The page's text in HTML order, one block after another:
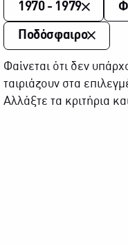
1970 - 1979
Ποδόσφαιρο
Φαίνεται ότι δεν
ταιριάζουν στα
Αλλάξτε τα κριτήρια